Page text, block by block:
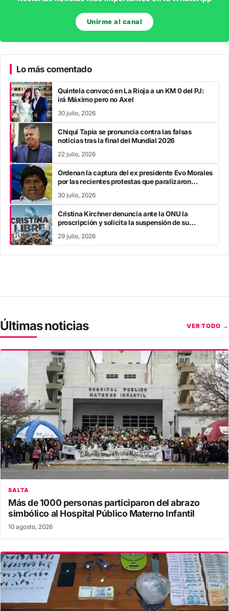
Unirme al canal
Lo más comentado
Quintela convocó en La Rioja a un KM 0 del PJ:
irá Máximo pero no Axel
30 julio, 2026
Chiqui Tapia se pronuncia contra las falsas
noticias tras la final del Mundial 2026
22 julio, 2026
Ordenan la captura del ex presidente Evo Morales
por las recientes protestas que paralizaron
30 julio, 2026
Cristina Kirchner denuncia ante la ONU la
proscripción y solicita la suspensión de su
29 julio, 2026
Últimas noticias VER TODO →
SALTA
Más de 1000 personas participaron del abrazo
simbólico al Hospital Público Materno Infantil
10 agosto, 2026